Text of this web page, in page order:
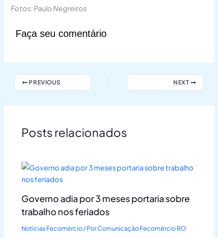
Fotos: Paulo Negreiros
Faça seu comentário
PREVIOUS NEXT
Posts relacionados
Governo adia por 3 meses portaria sobre
trabalho nos feriados
Notícias Fecomércio/ PorComunicação Fecomércio RO